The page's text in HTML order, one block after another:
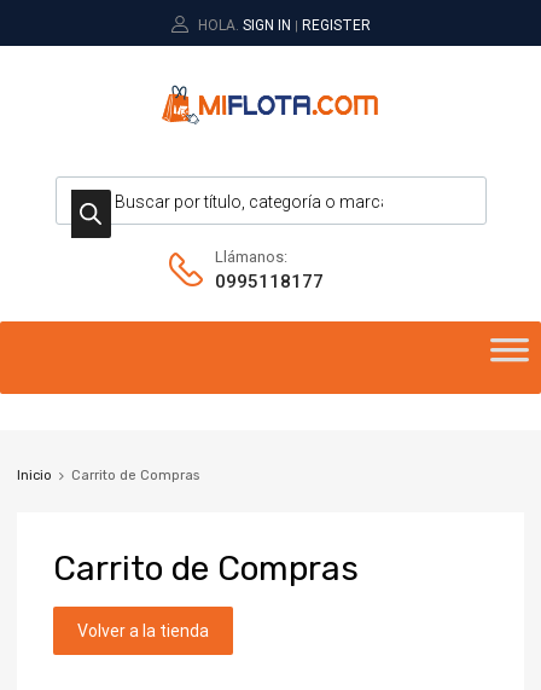
HOLA. SIGN IN REGISTER
Llámanos:
0995118177
Inicio Carrito de Compras
Carrito de Compras
Volver a la tienda